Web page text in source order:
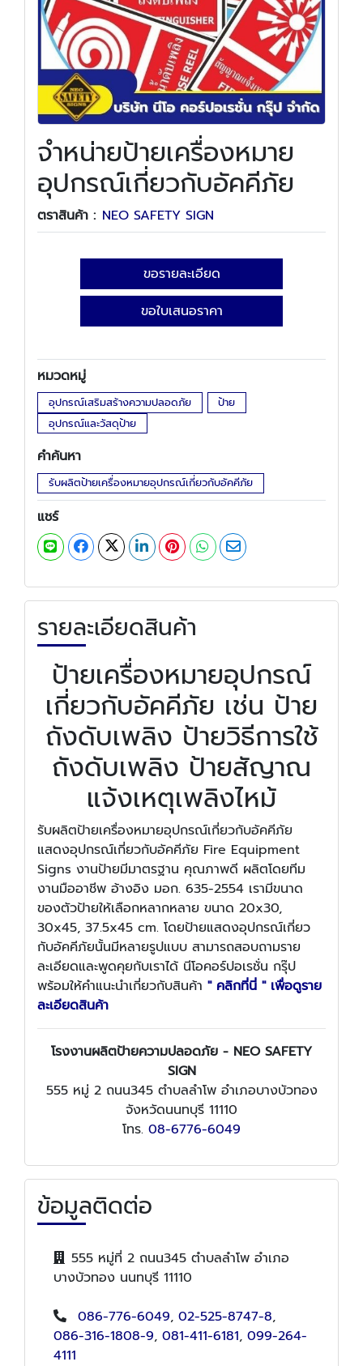
จำหน่ายป้ายเครื่องหมาย
อุปกรณ์เกี่ยวกับอัคคีภัย
ตราสินค้า : NEO SAFETY SIGN
ขอรายละเอียด
ขอใบเสนอราคา
หมวดหมู่
อุปกรณ์เสริมสร้างความปลอดภัย
ป้าย
อุปกรณ์และวัสดุป้าย
คำค้นหา
รับผลิตป้ายเครื่องหมายอุปกรณ์เกี่ยวกับอัคคีภัย
แชร์
รายละเอียดสินค้า
ป้ายเครื่องหมายอุปกรณ์
เกี่ยวกับอัคคีภัย เช่น ป้าย
ถังดับเพลิง ป้ายวิธีการใช้
ถังดับเพลิง ป้ายสัญาณ
แจ้งเหตุเพลิงไหม้
รับผลิตป้ายเครื่องหมายอุปกรณ์เกี่ยวกับอัคคีภัย
แสดงอุปกรณ์เกี่ยวกับอัคคีภัย Fire Equipment
Signs งานป้ายมีมาตรฐาน คุณภาพดี ผลิตโดยทีม
งานมืออาชีพ อ้างอิง มอก. 635-2554 เรามีขนาด
ของตัวป้ายให้เลือกหลากหลาย ขนาด 20x30,
30x45, 37.5x45 cm. โดยป้ายแสดงอุปกรณ์เกี่ยว
กับอัคคีภัยนั้นมีหลายรูปแบบ สามารถสอบถามราย
ละเอียดและพูดคุยกับเราได้ นีโอคอร์ปอเรชั่น กรุ๊ป
พร้อมให้คำแนะนำเกี่ยวกับสินค้า " คลิกที่นี่ " เพื่อดูราย
ละเอียดสินค้า
โรงงานผลิตป้ายความปลอดภัย - NEO SAFETY
SIGN
555 หมู่ 2 ถนน345 ตำบลลำโพ อำเภอบางบัวทอง
จังหวัดนนทบุรี 11110
โทร. 08-6776-6049
ข้อมูลติดต่อ
555 หมู่ที่ 2 ถนน345 ตำบลลำโพ อำเภอ
บางบัวทอง นนทบุรี 11110
086-776-6049, 02-525-8747-8,
086-316-1808-9, 081-411-6181, 099-264-
4111